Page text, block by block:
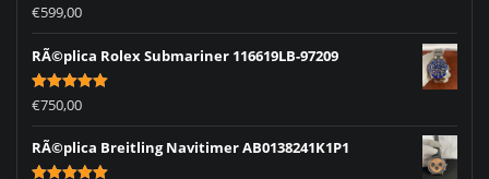
Rated5.00
out of 5
€599,00
RÃ©plica Rolex Submariner 116619LB-97209
Rated5.00
out of 5
€750,00
RÃ©plica Breitling Navitimer AB0138241K1P1